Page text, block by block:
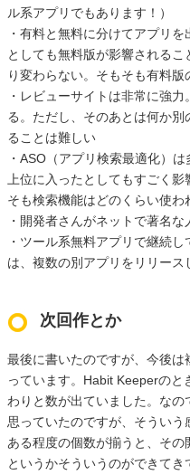
ル系アプリでもあります！）
・有料と無料に分けてアプリ
としても無料版が影響される
り変わらない。そもそも有料版
・レビューサイトは非常に強
る。ただし、そのあとは何か
ることは難しい
・ASO（アプリ検索最適化）
上位に入ったとしてもすごく
そも検索機能はどのくらい使わ
・開発者さんがネットで著名な
・ツール系無料アプリで継続
は、複数の別アプリをリリース
次回作とか
最後に書いたのですが、今後
っています。Habit Keeperのと
わりと数が出ていました。な
思っていたのですが、そういう
ある程度の個数が揃うと、そ
というかそういうのができて